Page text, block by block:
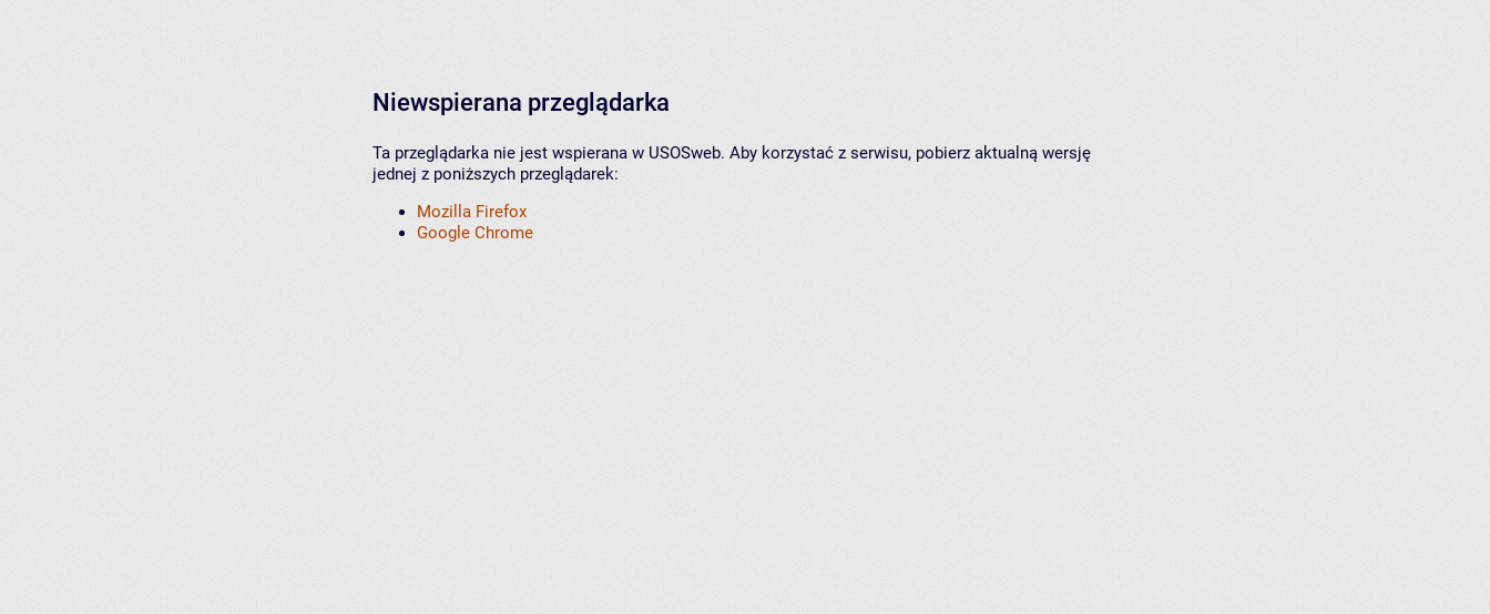
Niewspierana przeglądarka
Ta przeglądarka nie jest wspierana w USOSweb. Aby korzystać z serwisu, pobierz aktualną wersję
jednej z poniższych przeglądarek:
Mozilla Firefox
Google Chrome